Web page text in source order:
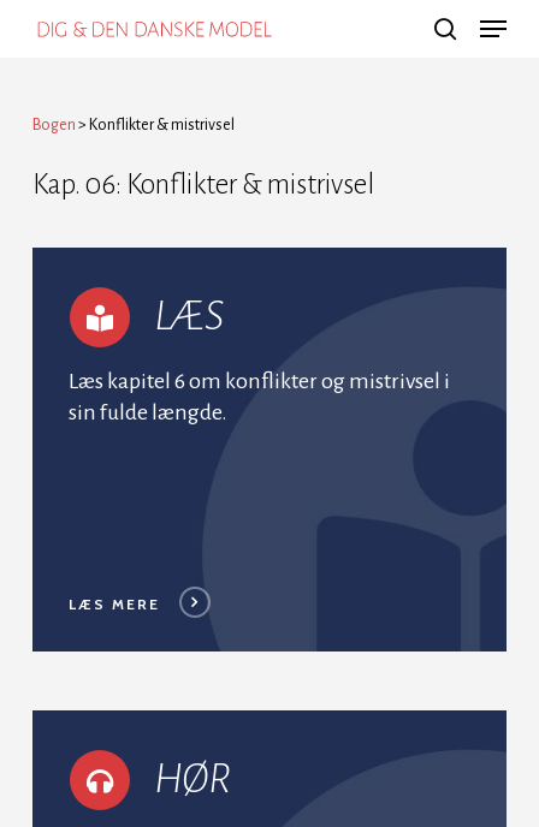
content
Menu
Bogen > Konflikter & mistrivsel
Kap. 06: Konflikter & mistrivsel
LÆS
Læs kapitel 6 om konflikter og mistrivsel i
sin fulde længde.
LÆS MERE
HØR